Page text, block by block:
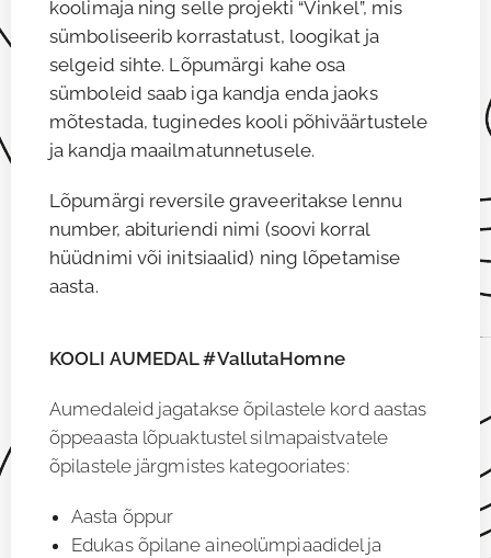
koolimaja ning selle projekti “Vinkel”, mis
sümboliseerib korrastatust, loogikat ja
selgeid sihte. Lõpumärgi kahe osa
sümboleid saab iga kandja enda jaoks
mõtestada, tuginedes kooli põhiväärtustele
ja kandja maailmatunnetusele.
Lõpumärgi reversile graveeritakse lennu
number, abituriendi nimi (soovi korral
hüüdnimi või initsiaalid) ning lõpetamise
aasta.
KOOLI AUMEDAL #VallutaHomne
Aumedaleid jagatakse õpilastele kord aastas
õppeaasta lõpuaktustel silmapaistvatele
õpilastele järgmistes kategooriates:
Aasta õppur
Edukas õpilane aineolümpiaadidel ja